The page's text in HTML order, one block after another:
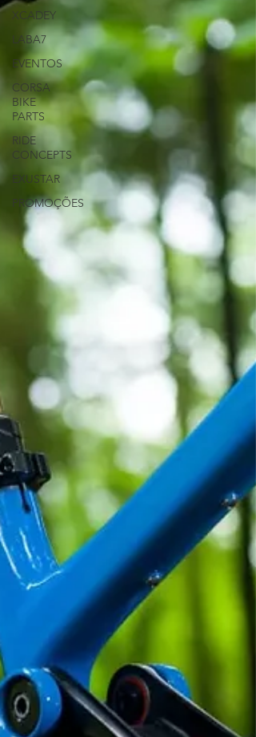
XCADEY
LABA7
EVENTOS
CORSA
BIKE
PARTS
RIDE
CONCEPTS
EXUSTAR
PROMOÇÕES